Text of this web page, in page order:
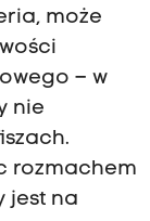
może
– w
nie
rozmachem
jest na